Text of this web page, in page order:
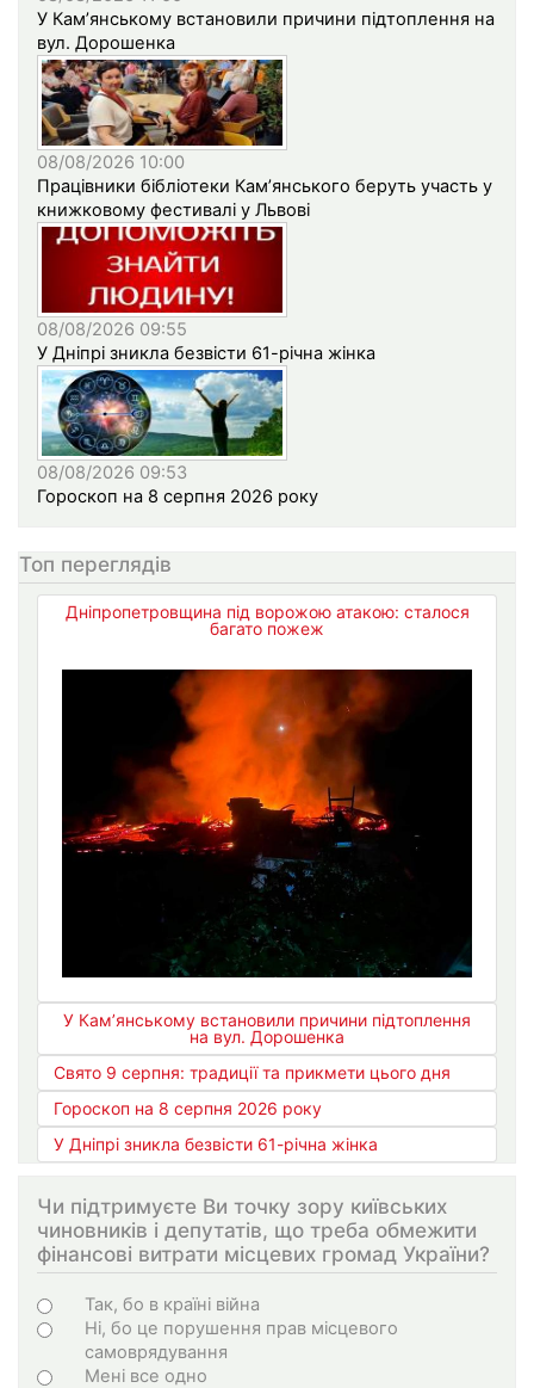
У Кам’янському встановили причини підтоплення на
вул. Дорошенка
08/08/2026 10:00
Працівники бібліотеки Кам’янського беруть участь у
книжковому фестивалі у Львові
08/08/2026 09:55
У Дніпрі зникла безвісти 61-річна жінка
08/08/2026 09:53
Гороскоп на 8 серпня 2026 року
Топ переглядів
Дніпропетровщина під ворожою атакою: сталося
багато пожеж
У Кам’янському встановили причини підтоплення
на вул. Дорошенка
Свято 9 серпня: традиції та прикмети цього дня
Гороскоп на 8 серпня 2026 року
У Дніпрі зникла безвісти 61-річна жінка
Чи підтримуєте Ви точку зору київських
чиновників і депутатів, що треба обмежити
фінансові витрати місцевих громад України?
Choices
Так, бо в країні війна
Ні, бо це порушення прав місцевого
самоврядування
Мені все одно